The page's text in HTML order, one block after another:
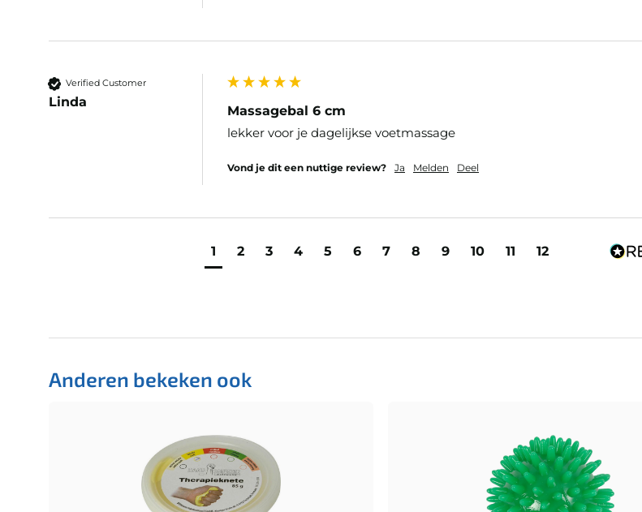
Verified Customer
Linda
Massagebal 6 cm
lekker voor je dagelijkse voetmassage
Vond je dit een nuttige review? Ja Melden Deel
1 2 3 4 5 6 7 8 9 10 11 12
Anderen bekeken ook